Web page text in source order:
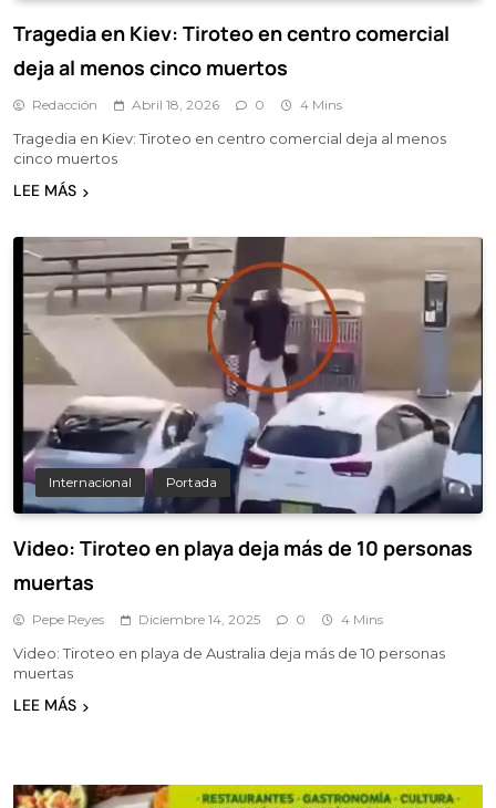
Tragedia en Kiev: Tiroteo en centro comercial
deja al menos cinco muertos
Redacción Abril 18, 2026 0 4 Mins
Tragedia en Kiev: Tiroteo en centro comercial deja al menos
cinco muertos
LEE MÁS
Internacional Portada
Video: Tiroteo en playa deja más de 10 personas
muertas
Pepe Reyes Diciembre 14, 2025 0 4 Mins
Video: Tiroteo en playa de Australia deja más de 10 personas
muertas
LEE MÁS